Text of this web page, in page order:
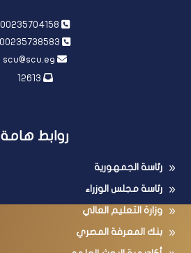
روابط هامة
رئاسة الجمهورية
رئاسة مجلس الوزراء
وزارة التعليم العالي
بنك المعرفة المصري